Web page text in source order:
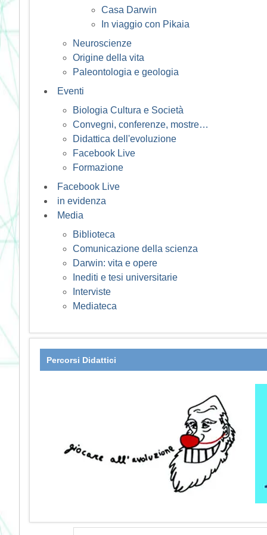
Casa Darwin
In viaggio con Pikaia
Neuroscienze
Origine della vita
Paleontologia e geologia
Eventi
Biologia Cultura e Società
Convegni, conferenze, mostre…
Didattica dell'evoluzione
Facebook Live
Formazione
Facebook Live
in evidenza
Media
Biblioteca
Comunicazione della scienza
Darwin: vita e opere
Inediti e tesi universitarie
Interviste
Mediateca
Percorsi Didattici